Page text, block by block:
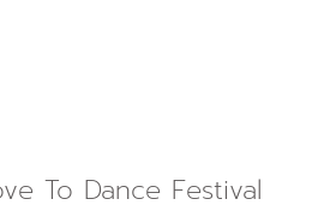
To Dance Festival